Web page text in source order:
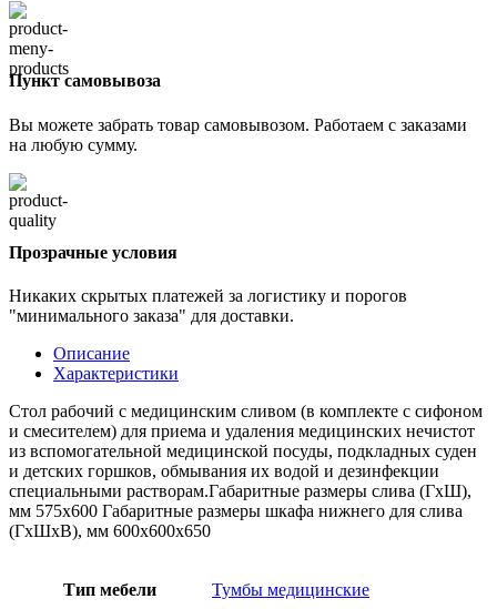
Пункт самовывоза
Вы можете забрать товар самовывозом. Работаем с заказами
на любую сумму.
Прозрачные условия
Никаких скрытых платежей за логистику и порогов
"минимального заказа" для доставки.
Описание
Характеристики
Стол рабочий с медицинским сливом (в комплекте с сифоном
и смесителем) для приема и удаления медицинских нечистот
из вспомогательной медицинской посуды, подкладных суден
и детских горшков, обмывания их водой и дезинфекции
специальными растворам.Габаритные размеры слива (ГхШ),
мм 575х600 Габаритные размеры шкафа нижнего для слива
(ГхШхВ), мм 600х600х650
Тип мебели Тумбы медицинские